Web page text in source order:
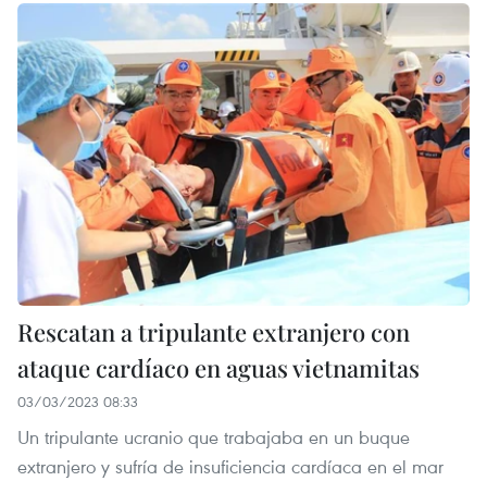
Rescatan a tripulante extranjero con
ataque cardíaco en aguas vietnamitas
03/03/2023 08:33
Un tripulante ucranio que trabajaba en un buque
extranjero y sufría de insuficiencia cardíaca en el mar